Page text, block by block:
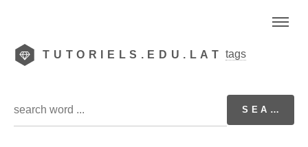
TUTORIELS.EDU.LAT tags